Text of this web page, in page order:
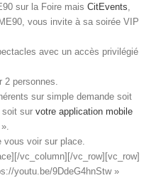
sur la Foire mais CitEvents,
vous invite à sa soirée VIP
avec un accès privilégié
2 personnes.
sur simple demande soit
soit sur votre application mobile
vous voir sur place.
vc_column][/vc_row][vc_row]
youtu.be/9DdeG4hnStw »